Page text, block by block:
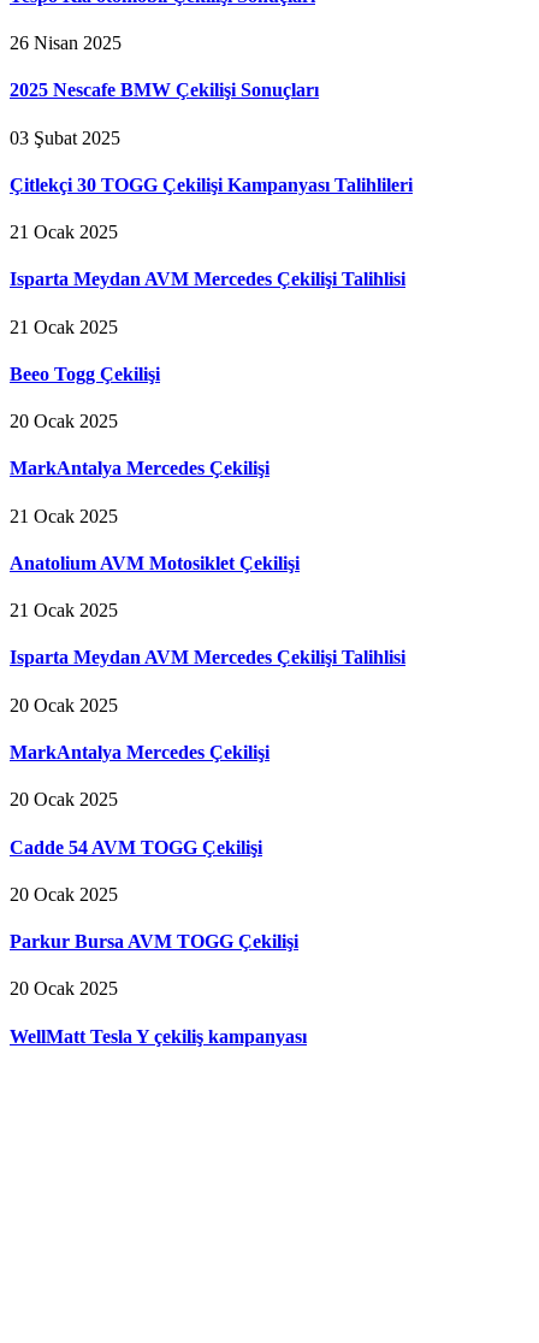
26 Nisan 2025
2025 Nescafe BMW Çekilişi Sonuçları
03 Şubat 2025
Çitlekçi 30 TOGG Çekilişi Kampanyası Talihlileri
21 Ocak 2025
Isparta Meydan AVM Mercedes Çekilişi Talihlisi
21 Ocak 2025
Beeo Togg Çekilişi
20 Ocak 2025
MarkAntalya Mercedes Çekilişi
21 Ocak 2025
Anatolium AVM Motosiklet Çekilişi
21 Ocak 2025
Isparta Meydan AVM Mercedes Çekilişi Talihlisi
20 Ocak 2025
MarkAntalya Mercedes Çekilişi
20 Ocak 2025
Cadde 54 AVM TOGG Çekilişi
20 Ocak 2025
Parkur Bursa AVM TOGG Çekilişi
20 Ocak 2025
WellMatt Tesla Y çekiliş kampanyası